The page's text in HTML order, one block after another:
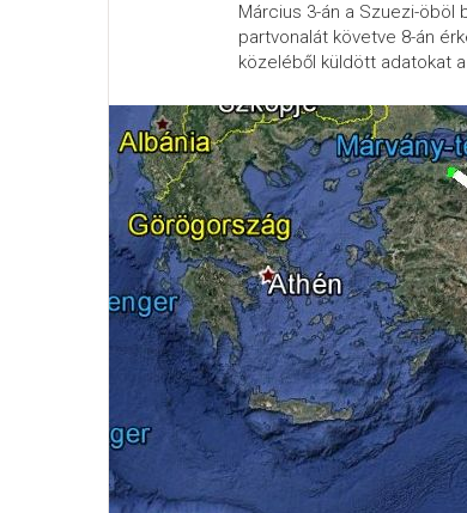
Március 3-án a Szuezi-öböl
partvonalát követve 8-án
közeléből küldött adatokat